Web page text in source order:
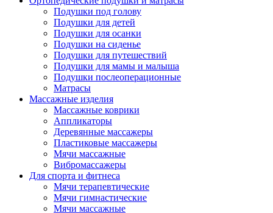
Подушки под голову
Подушки для детей
Подушки для осанки
Подушки на сиденье
Подушки для путешествий
Подушки для мамы и малыша
Подушки послеоперационные
Матрасы
Массажные изделия
Массажные коврики
Аппликаторы
Деревянные массажеры
Пластиковые массажеры
Мячи массажные
Вибромассажеры
Для спорта и фитнеса
Мячи терапевтические
Мячи гимнастические
Мячи массажные